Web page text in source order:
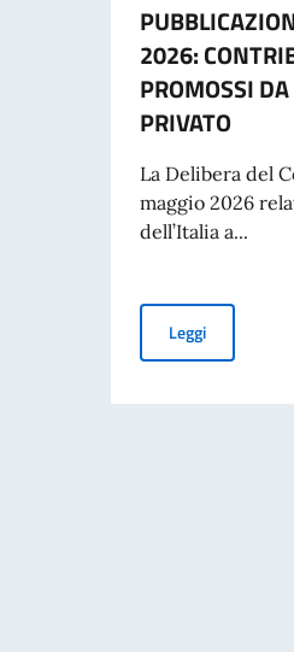
2026:
PROMOSSI
PRIVATO
La Delibera del
maggio 2026
dell’Italia a...
Leggi